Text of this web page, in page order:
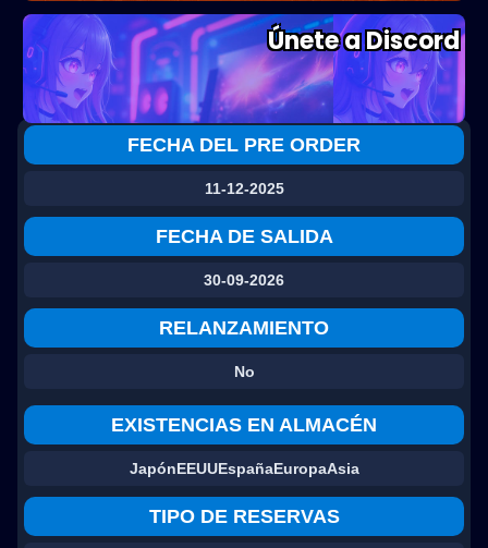
Únete a Discord
FECHA DEL PRE ORDER
11-12-2025
FECHA DE SALIDA
30-09-2026
RELANZAMIENTO
No
EXISTENCIAS EN ALMACÉN
JapónEEUUEspañaEuropaAsia
TIPO DE RESERVAS